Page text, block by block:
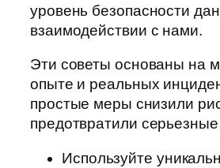
уровень безопасности
взаимодействии с нами.
Эти советы основаны на
опыте и реальных
простые меры снизили
предотвратили
Используйте